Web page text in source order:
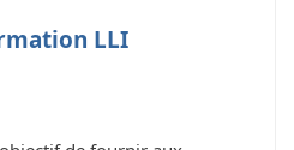
LLI